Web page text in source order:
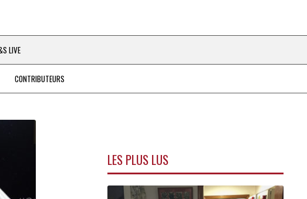
LIVE
CONTRIBUTEURS
LES PLUS LUS